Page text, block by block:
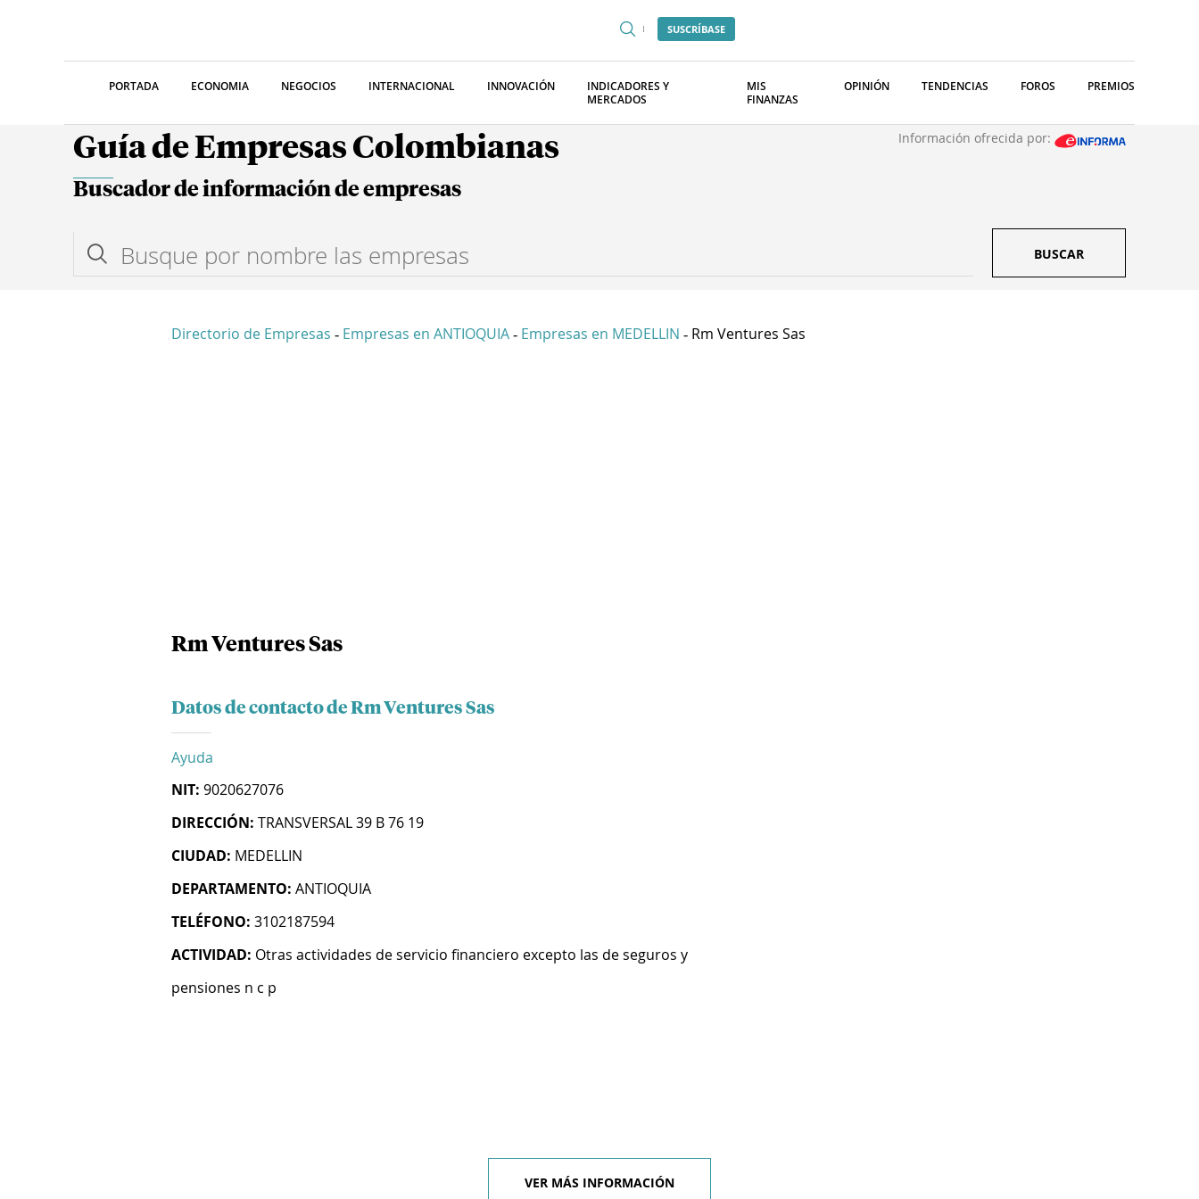
SUSCRÍBASE
PORTADA ECONOMIA NEGOCIOS INTERNACIONAL INNOVACIÓN
INDICADORES Y
MERCADOS
MIS
FINANZAS
OPINIÓN TENDENCIAS FOROS PREMIOS
Guía de Empresas Colombianas Información ofrecida por:
Buscador de información de empresas
BUSCAR
Directorio de Empresas - Empresas en ANTIOQUIA - Empresas en MEDELLIN - Rm Ventures Sas
Rm Ventures Sas
Datos de contacto de Rm Ventures Sas
Ayuda
NIT: 9020627076
DIRECCIÓN: TRANSVERSAL 39 B 76 19
CIUDAD: MEDELLIN
DEPARTAMENTO: ANTIOQUIA
TELÉFONO: 3102187594
ACTIVIDAD: Otras actividades de servicio financiero excepto las de seguros y
pensiones n c p
VER MÁS INFORMACIÓN